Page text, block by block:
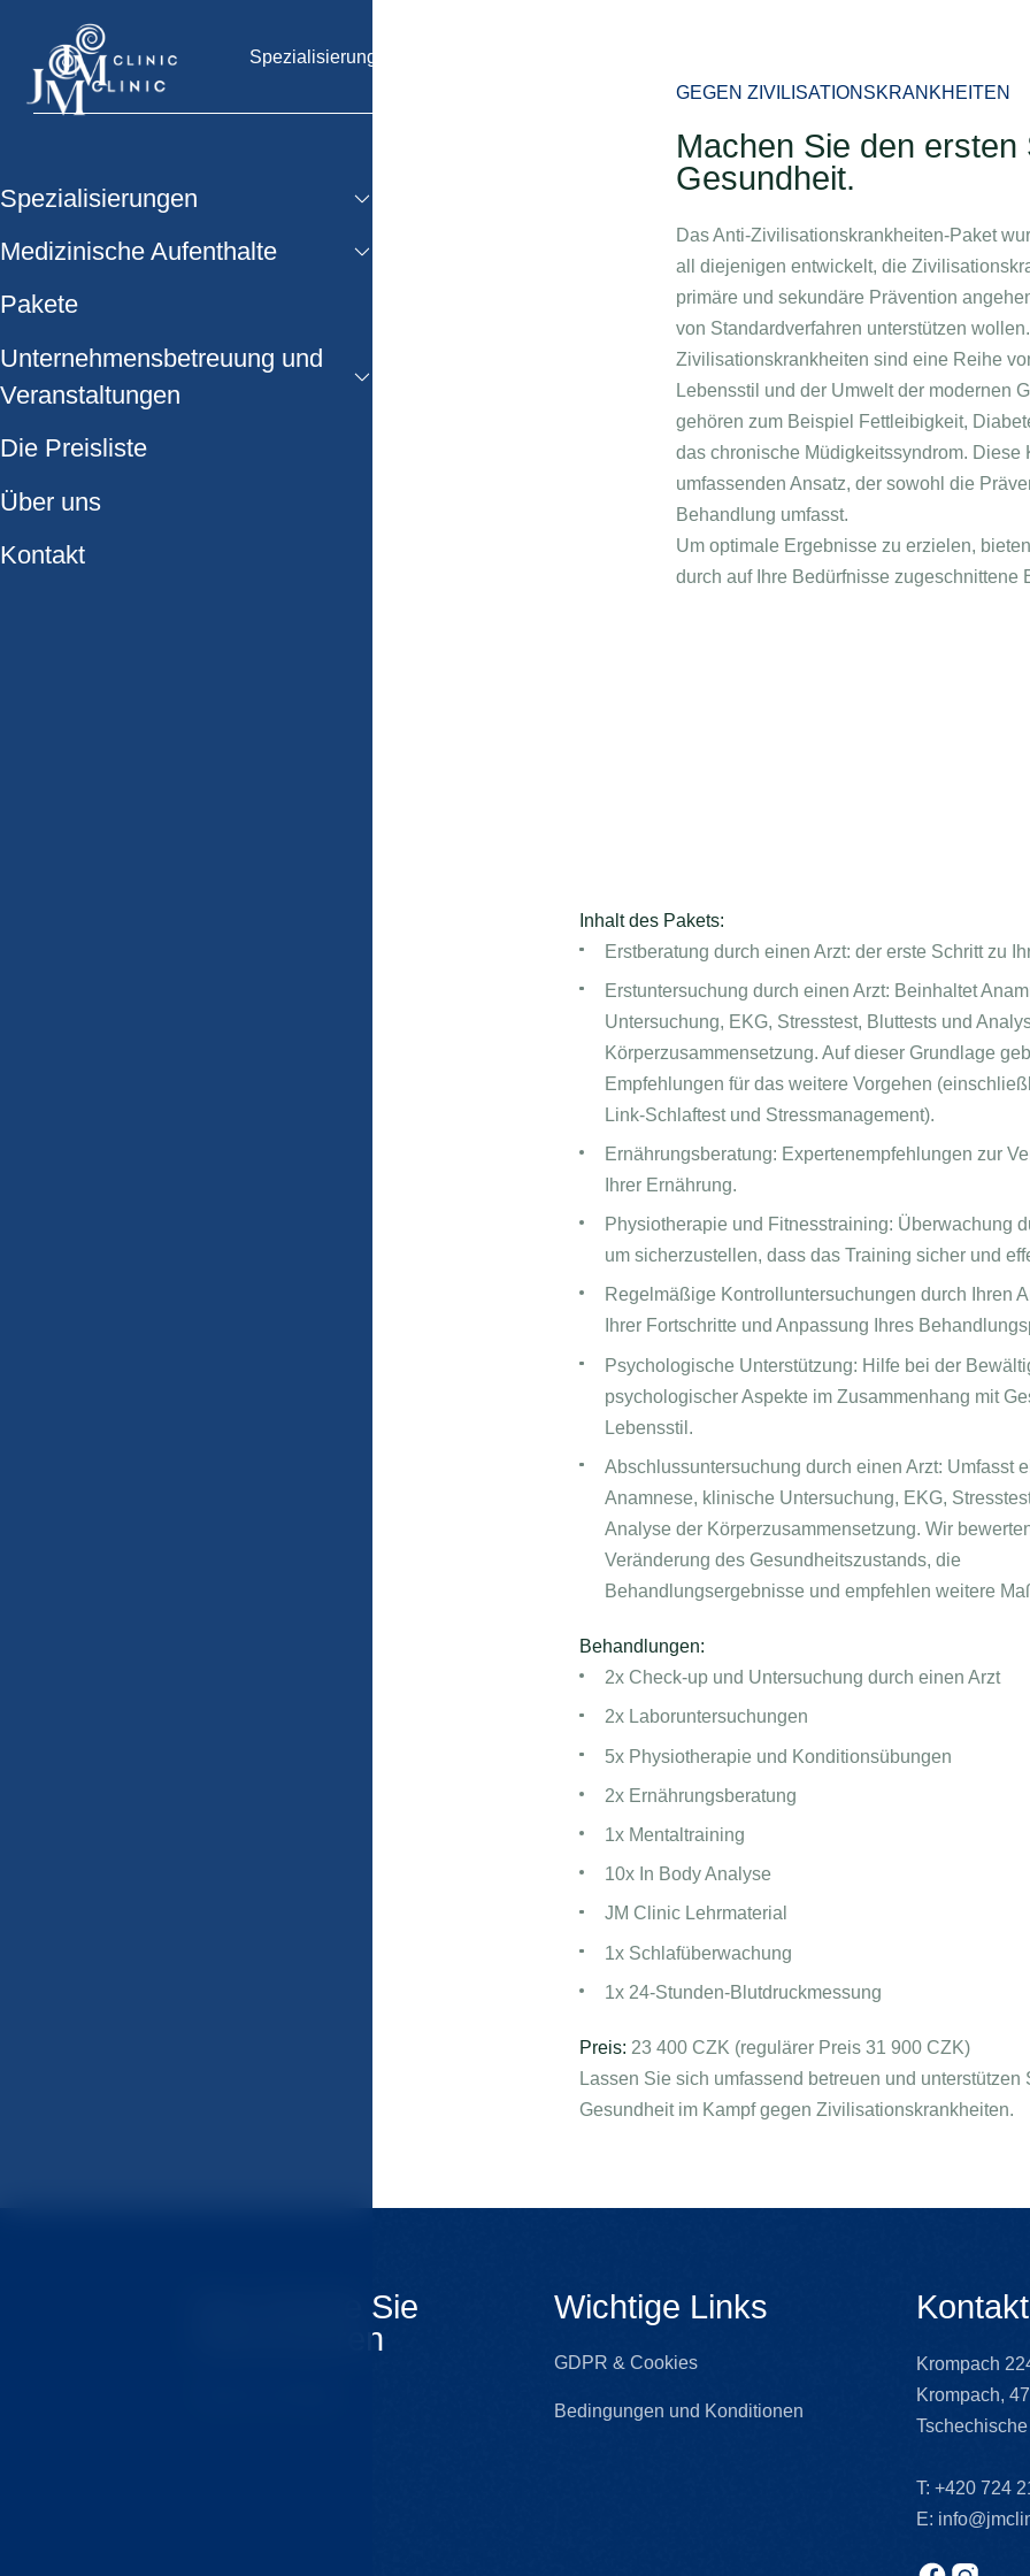
Spezialisierungen
Spezialisierungen
Medizinische Aufenthalte
Pakete
Unternehmensbetreuung und
Veranstaltungen
Die Preisliste
Über uns
Kontakt
GEGEN ZIVILISATIONSKRANKHEITEN
Machen Sie den ersten
Gesundheit.
Das Anti-Zivilisationskrankheiten-Paket
all diejenigen entwickelt, die
primäre und sekundäre Prävention
von Standardverfahren unterstützen wollen.
Zivilisationskrankheiten sind eine Reihe
Lebensstil und der Umwelt der modernen
gehören zum Beispiel Fettleibigkeit,
das chronische Müdigkeitssyndrom. Diese
umfassenden Ansatz, der sowohl die
Behandlung umfasst.
Um optimale Ergebnisse zu erzielen,
durch auf Ihre Bedürfnisse zugeschnittene
Inhalt des Pakets:
Erstberatung durch einen Arzt: der erste Schritt zu
Erstuntersuchung durch einen Arzt: Beinhaltet
Untersuchung, EKG, Stresstest, Bluttests und
Körperzusammensetzung. Auf dieser Grundlage
Empfehlungen für das weitere Vorgehen
Link-Schlaftest und Stressmanagement).
Ernährungsberatung: Expertenempfehlungen zur
Ihrer Ernährung.
Physiotherapie und Fitnesstraining: Überwachung
um sicherzustellen, dass das Training sicher und
Regelmäßige Kontrolluntersuchungen durch Ihren
Ihrer Fortschritte und Anpassung Ihres
Psychologische Unterstützung: Hilfe bei der
psychologischer Aspekte im Zusammenhang mit
Lebensstil.
Abschlussuntersuchung durch einen Arzt: Umfasst
Anamnese, klinische Untersuchung, EKG,
Analyse der Körperzusammensetzung. Wir
Veränderung des Gesundheitszustands, die
Behandlungsergebnisse und empfehlen weitere
Behandlungen:
2x Check-up und Untersuchung durch einen Arzt
2x Laboruntersuchungen
5x Physiotherapie und Konditionsübungen
2x Ernährungsberatung
1x Mentaltraining
10x In Body Analyse
JM Clinic Lehrmaterial
1x Schlafüberwachung
1x 24-Stunden-Blutdruckmessung
Preis: 23 400 CZK (regulärer Preis 31 900 CZK)
Lassen Sie sich umfassend betreuen und unterstützen
Gesundheit im Kampf gegen Zivilisationskrankheiten.
Das könnte Sie
interessieren
Wichtige Links
GDPR & Cookies
Bedingungen und Konditionen
Kontakt
Krompach
Krompach,
T: +420 724
E: